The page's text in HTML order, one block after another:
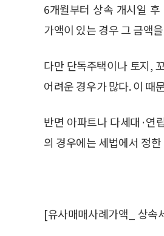
6개월부터 상속 개시일
가액이 있는 경우 그 금액
다만 단독주택이나 토지,
어려운 경우가 많다. 이 때
반면 아파트나 다세대·연
의 경우에는 세법에서 정
[유사매매사례가액_ 상속